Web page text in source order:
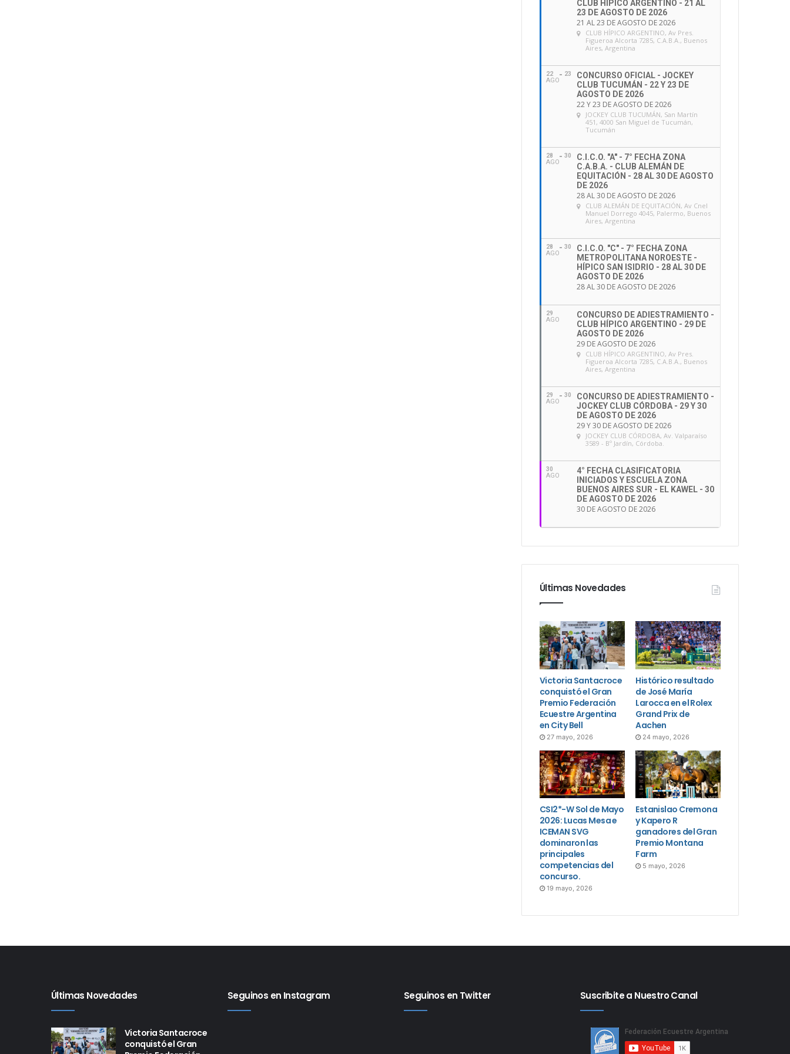
CLUB HÍPICO ARGENTINO - 21 AL
23 DE AGOSTO DE 2026
21 AL 23 DE AGOSTO DE 2026
CLUB HÍPICO ARGENTINO, Av Pres.
Figueroa Alcorta 7285, C.A.B.A., Buenos
Aires, Argentina
22
AGO
23
CONCURSO OFICIAL - JOCKEY
CLUB TUCUMÁN - 22 Y 23 DE
AGOSTO DE 2026
22 Y 23 DE AGOSTO DE 2026
JOCKEY CLUB TUCUMÁN, San Martín
451, 4000 San Miguel de Tucumán,
Tucumán
28
AGO
30
C.I.C.O. "A" - 7° FECHA ZONA
C.A.B.A. - CLUB ALEMÁN DE
EQUITACIÓN - 28 AL 30 DE AGOSTO
DE 2026
28 AL 30 DE AGOSTO DE 2026
CLUB ALEMÁN DE EQUITACIÓN, Av Cnel
Manuel Dorrego 4045, Palermo, Buenos
Aires, Argentina
28
AGO
30
C.I.C.O. "C" - 7° FECHA ZONA
METROPOLITANA NOROESTE -
HÍPICO SAN ISIDRIO - 28 AL 30 DE
AGOSTO DE 2026
28 AL 30 DE AGOSTO DE 2026
29
AGO
CONCURSO DE ADIESTRAMIENTO -
CLUB HÍPICO ARGENTINO - 29 DE
AGOSTO DE 2026
29 DE AGOSTO DE 2026
CLUB HÍPICO ARGENTINO, Av Pres.
Figueroa Alcorta 7285, C.A.B.A., Buenos
Aires, Argentina
29
AGO
30
CONCURSO DE ADIESTRAMIENTO -
JOCKEY CLUB CÓRDOBA - 29 Y 30
DE AGOSTO DE 2026
29 Y 30 DE AGOSTO DE 2026
JOCKEY CLUB CÓRDOBA, Av. Valparaíso
3589 - Bº Jardín, Córdoba.
30
AGO
4° FECHA CLASIFICATORIA
INICIADOS Y ESCUELA ZONA
BUENOS AIRES SUR - EL KAWEL - 30
DE AGOSTO DE 2026
30 DE AGOSTO DE 2026
Últimas Novedades
Victoria Santacroce
conquistó el Gran
Premio Federación
Ecuestre Argentina
en City Bell
27 mayo, 2026
Histórico resultado
de José María
Larocca en el Rolex
Grand Prix de
Aachen
24 mayo, 2026
CSI2*-W Sol de Mayo
2026: Lucas Mesa e
ICEMAN SVG
dominaron las
principales
competencias del
concurso.
19 mayo, 2026
Estanislao Cremona
y Kapero R
ganadores del Gran
Premio Montana
Farm
5 mayo, 2026
Últimas Novedades
Victoria Santacroce
conquistó el Gran
Seguinos en Instagram Seguinos en Twitter Suscribite a Nuestro Canal